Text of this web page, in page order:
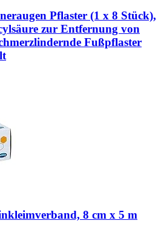
Pflaster (1 x 8 Stück),
zur Entfernung von
Fußpflaster
8 cm x 5 m